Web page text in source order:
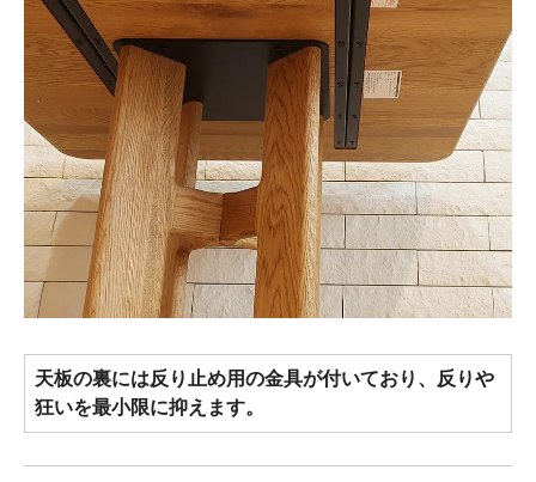
天板の裏には反り止め用の金具が付いており、反りや
狂いを最小限に抑えます。